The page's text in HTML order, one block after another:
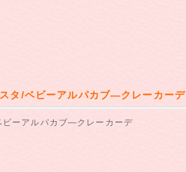
タ/ベビーアルパカブ―クレーカーデ
ーアルパカブ―クレーカーデ